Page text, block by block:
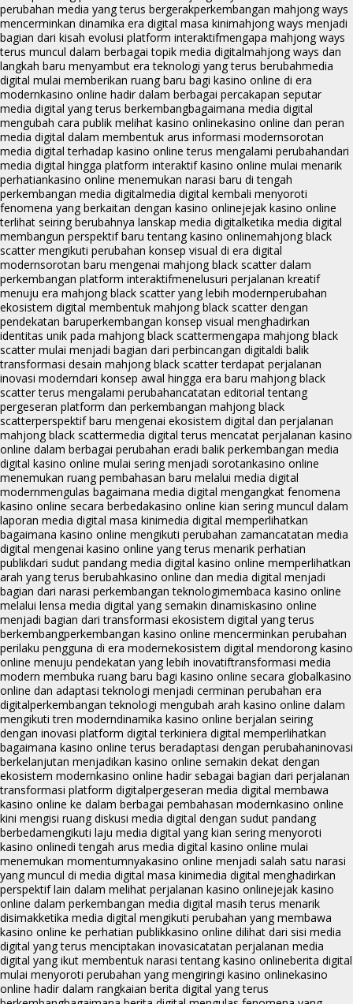
perubahan media yang terus bergerakperkembangan mahjong ways
mencerminkan dinamika era digital masa kinimahjong ways menjadi
bagian dari kisah evolusi platform interaktifmengapa mahjong ways
terus muncul dalam berbagai topik media digitalmahjong ways dan
langkah baru menyambut era teknologi yang terus berubahmedia
digital mulai memberikan ruang baru bagi kasino online di era
modernkasino online hadir dalam berbagai percakapan seputar
media digital yang terus berkembangbagaimana media digital
mengubah cara publik melihat kasino onlinekasino online dan peran
media digital dalam membentuk arus informasi modernsorotan
media digital terhadap kasino online terus mengalami perubahandari
media digital hingga platform interaktif kasino online mulai menarik
perhatiankasino online menemukan narasi baru di tengah
perkembangan media digitalmedia digital kembali menyoroti
fenomena yang berkaitan dengan kasino onlinejejak kasino online
terlihat seiring berubahnya lanskap media digitalketika media digital
membangun perspektif baru tentang kasino onlinemahjong black
scatter mengikuti perubahan konsep visual di era digital
modernsorotan baru mengenai mahjong black scatter dalam
perkembangan platform interaktifmenelusuri perjalanan kreatif
menuju era mahjong black scatter yang lebih modernperubahan
ekosistem digital membentuk mahjong black scatter dengan
pendekatan baruperkembangan konsep visual menghadirkan
identitas unik pada mahjong black scattermengapa mahjong black
scatter mulai menjadi bagian dari perbincangan digitaldi balik
transformasi desain mahjong black scatter terdapat perjalanan
inovasi moderndari konsep awal hingga era baru mahjong black
scatter terus mengalami perubahancatatan editorial tentang
pergeseran platform dan perkembangan mahjong black
scatterperspektif baru mengenai ekosistem digital dan perjalanan
mahjong black scattermedia digital terus mencatat perjalanan kasino
online dalam berbagai perubahan eradi balik perkembangan media
digital kasino online mulai sering menjadi sorotankasino online
menemukan ruang pembahasan baru melalui media digital
modernmengulas bagaimana media digital mengangkat fenomena
kasino online secara berbedakasino online kian sering muncul dalam
laporan media digital masa kinimedia digital memperlihatkan
bagaimana kasino online mengikuti perubahan zamancatatan media
digital mengenai kasino online yang terus menarik perhatian
publikdari sudut pandang media digital kasino online memperlihatkan
arah yang terus berubahkasino online dan media digital menjadi
bagian dari narasi perkembangan teknologimembaca kasino online
melalui lensa media digital yang semakin dinamiskasino online
menjadi bagian dari transformasi ekosistem digital yang terus
berkembangperkembangan kasino online mencerminkan perubahan
perilaku pengguna di era modernekosistem digital mendorong kasino
online menuju pendekatan yang lebih inovatiftransformasi media
modern membuka ruang baru bagi kasino online secara globalkasino
online dan adaptasi teknologi menjadi cerminan perubahan era
digitalperkembangan teknologi mengubah arah kasino online dalam
mengikuti tren moderndinamika kasino online berjalan seiring
dengan inovasi platform digital terkiniera digital memperlihatkan
bagaimana kasino online terus beradaptasi dengan perubahaninovasi
berkelanjutan menjadikan kasino online semakin dekat dengan
ekosistem modernkasino online hadir sebagai bagian dari perjalanan
transformasi platform digitalpergeseran media digital membawa
kasino online ke dalam berbagai pembahasan modernkasino online
kini mengisi ruang diskusi media digital dengan sudut pandang
berbedamengikuti laju media digital yang kian sering menyoroti
kasino onlinedi tengah arus media digital kasino online mulai
menemukan momentumnyakasino online menjadi salah satu narasi
yang muncul di media digital masa kinimedia digital menghadirkan
perspektif lain dalam melihat perjalanan kasino onlinejejak kasino
online dalam perkembangan media digital masih terus menarik
disimakketika media digital mengikuti perubahan yang membawa
kasino online ke perhatian publikkasino online dilihat dari sisi media
digital yang terus menciptakan inovasicatatan perjalanan media
digital yang ikut membentuk narasi tentang kasino onlineberita digital
mulai menyoroti perubahan yang mengiringi kasino onlinekasino
online hadir dalam rangkaian berita digital yang terus